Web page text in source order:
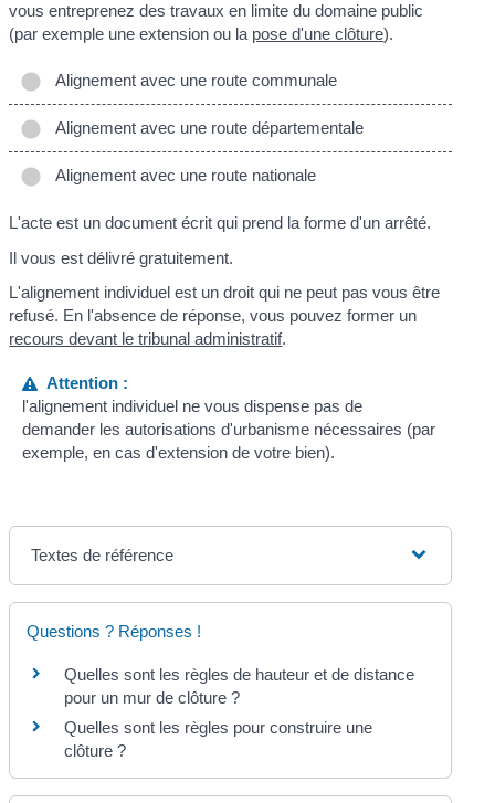
vous entreprenez des travaux en limite du domaine public
(par exemple une extension ou la pose d'une clôture).
Alignement avec une route communale
Alignement avec une route départementale
Alignement avec une route nationale
L'acte est un document écrit qui prend la forme d'un arrêté.
Il vous est délivré gratuitement.
L'alignement individuel est un droit qui ne peut pas vous être
refusé. En l'absence de réponse, vous pouvez former un
recours devant le tribunal administratif.
Attention :
l'alignement individuel ne vous dispense pas de
demander les autorisations d'urbanisme nécessaires (par
exemple, en cas d'extension de votre bien).
Textes de référence
Questions ? Réponses !
Quelles sont les règles de hauteur et de distance
pour un mur de clôture ?
Quelles sont les règles pour construire une
clôture ?